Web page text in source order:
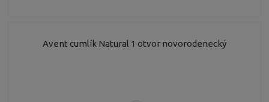
Avent cumlík Natural 1 otvor novorodenecký